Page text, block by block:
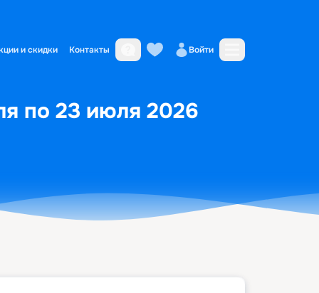
и скидки Контакты Войти
по 23 июля 2026